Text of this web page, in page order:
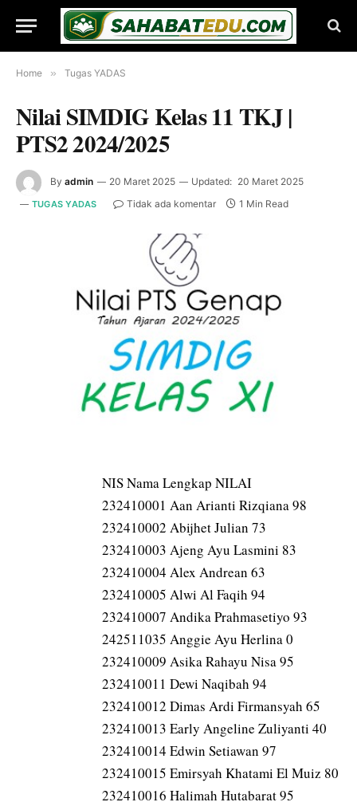
Home » Tugas YADAS
Nilai SIMDIG Kelas 11 TKJ |
PTS2 2024/2025
By admin 20 Maret 2025 Updated: 20 Maret 2025
TUGAS YADAS Tidak ada komentar 1 Min Read
NIS Nama Lengkap NILAI
232410001 Aan Arianti Rizqiana 98
232410002 Abijhet Julian 73
232410003 Ajeng Ayu Lasmini 83
232410004 Alex Andrean 63
232410005 Alwi Al Faqih 94
232410007 Andika Prahmasetiyo 93
242511035 Anggie Ayu Herlina 0
232410009 Asika Rahayu Nisa 95
232410011 Dewi Naqibah 94
232410012 Dimas Ardi Firmansyah 65
232410013 Early Angeline Zuliyanti 40
232410014 Edwin Setiawan 97
232410015 Emirsyah Khatami El Muiz 80
232410016 Halimah Hutabarat 95